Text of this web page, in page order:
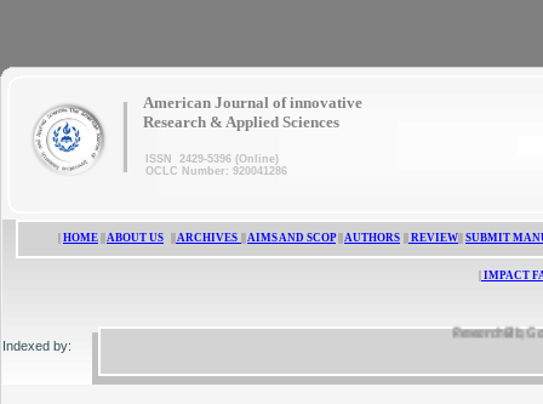
ResearchBib,
Indexed by:
HOME ABOUT US ARCHIVES AIMS AND SCOP|| AUTHORS REVIEW SUBMIT
IMPACT
American Journal of innovative
Research & Applied Sciences
ISSN 2429-5396 (Online)
OCLC Number: 920041286
|